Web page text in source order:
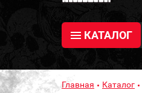
КАТАЛОГ
Главная Каталог